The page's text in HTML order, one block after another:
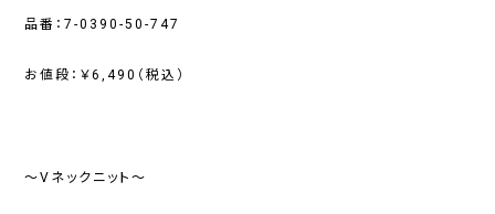
品番：7-0390-50-747
お値段：￥6,490（税込）
～Vネックニット～